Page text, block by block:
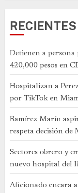
RECIENTES
Detienen a
420,000 pesos en
Hospitalizan a
por TikTok en
Ramírez Marín
respeta decisión de
Sectores obrero y
nuevo hospital del
Aficionado encara